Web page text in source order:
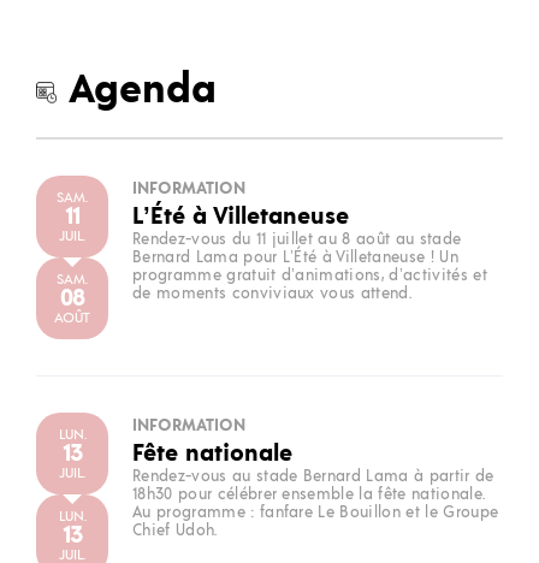
Agenda
SAM.
11
JUIL.
SAM.
08
AOÛT
INFORMATION
L’Été à Villetaneuse
Rendez-vous du 11 juillet au 8 août au stade
Bernard Lama pour L’Été à Villetaneuse ! Un
programme gratuit d’animations, d’activités et
de moments conviviaux vous attend.
LUN.
13
JUIL.
LUN.
13
JUIL.
INFORMATION
Fête nationale
Rendez-vous au stade Bernard Lama à partir de
18h30 pour célébrer ensemble la fête nationale.
Au programme : fanfare Le Bouillon et le Groupe
Chief Udoh.